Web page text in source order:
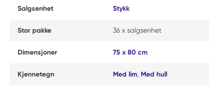
Salgsenhet Stykk
Stor pakke 36 x salgsenhet
Dimensjoner 75 x 80 cm
Kjennetegn Med lim Med hull